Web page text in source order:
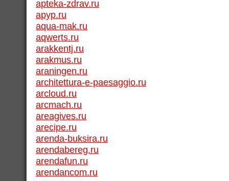
apteka-zdrav.ru
apyp.ru
aqua-mak.ru
aqwerts.ru
arakkentj.ru
arakmus.ru
araningen.ru
architettura-e-paesaggio.ru
arcloud.ru
arcmach.ru
areagives.ru
arecipe.ru
arenda-buksira.ru
arendabereg.ru
arendafun.ru
arendancom.ru